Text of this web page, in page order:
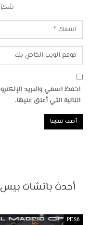
احفظ اسمي والبريد
التالية التي أعلق عليها.
أحدث باتشات بيس
PES6